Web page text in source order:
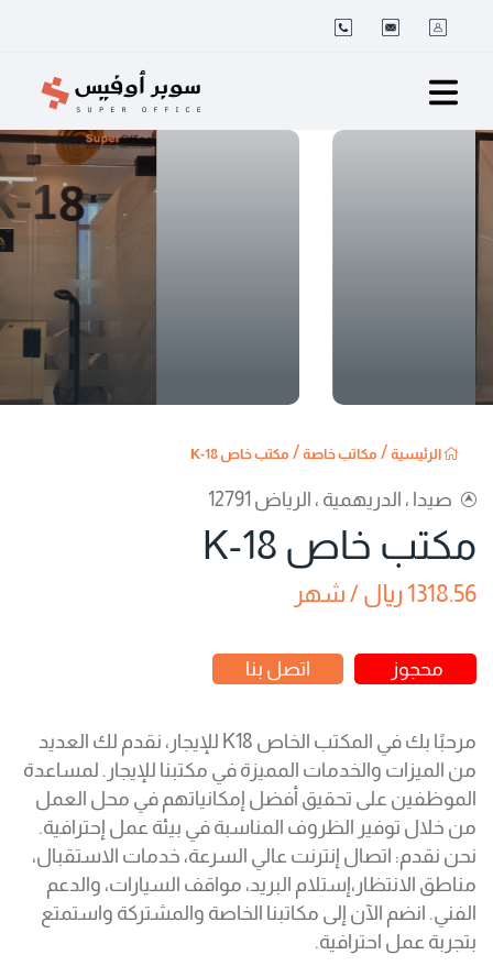
الرئيسية / مكاتب خاصة / مكتب خاص K-18
صيدا ، الدريهمية ، الرياض 12791
مكتب خاص K-18
1318.56 ريال / شهر
محجوز اتصل بنا
مرحبًا بك في المكتب الخاص K18 للإيجار، نقدم لك العديد
من الميزات والخدمات المميزة في مكتبنا للإيجار. لمساعدة
الموظفين على تحقيق أفضل إمكانياتهم في محل العمل
من خلال توفير الظروف المناسبة في بيئة عمل إحترافية.
نحن نقدم: اتصال إنترنت عالي السرعة، خدمات الاستقبال،
مناطق الانتظار،إستلام البريد، مواقف السيارات، والدعم
الفني. انضم الآن إلى مكاتبنا الخاصة والمشتركة واستمتع
بتجربة عمل احترافية.